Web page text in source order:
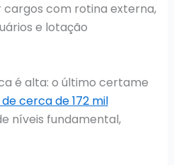
com rotina externa,
e lotação
é alta: o último certame
cerca de 172 mil
níveis fundamental,